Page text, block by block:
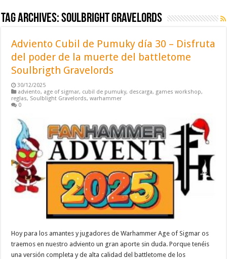
Tag Archives:Soulbright Gravelords
Adviento Cubil de Pumuky día 30 – Disfruta
del poder de la muerte del battletome
Soulbrigth Gravelords
30/12/2025
adviento, age of sigmar, cubil de pumuky, descarga, games workshop,
reglas, Soulblight Gravelords,warhammer
0
Hoy para los amantes y jugadores de Warhammer Age of Sigmar os
traemos en nuestro adviento un gran aporte sin duda. Porque tenéis
una versión completa y de alta calidad del battletome de los